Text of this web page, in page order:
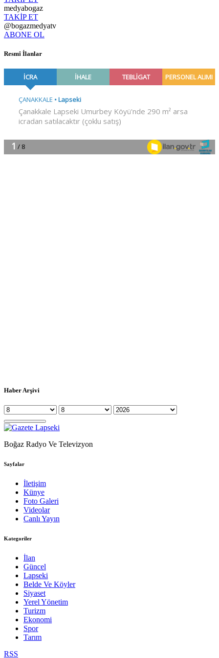
medyabogaz
TAKİP ET
@bogazmedyatv
ABONE OL
Resmî İlanlar
Haber Arşivi
Boğaz Radyo Ve Televizyon
Sayfalar
İletişim
Künye
Foto Galeri
Videolar
Canlı Yayın
Kategoriler
İlan
Güncel
Lapseki
Belde Ve Köyler
Siyaset
Yerel Yönetim
Turizm
Ekonomi
Spor
Tarım
RSS